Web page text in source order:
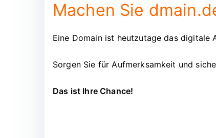
Machen Sie
Eine Domain ist heutzutage das digitale
Sorgen Sie für Aufmerksamkeit und
Das ist Ihre Chance!